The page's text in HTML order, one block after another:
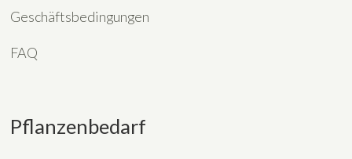
Geschäftsbedingungen
FAQ
Pflanzenbedarf